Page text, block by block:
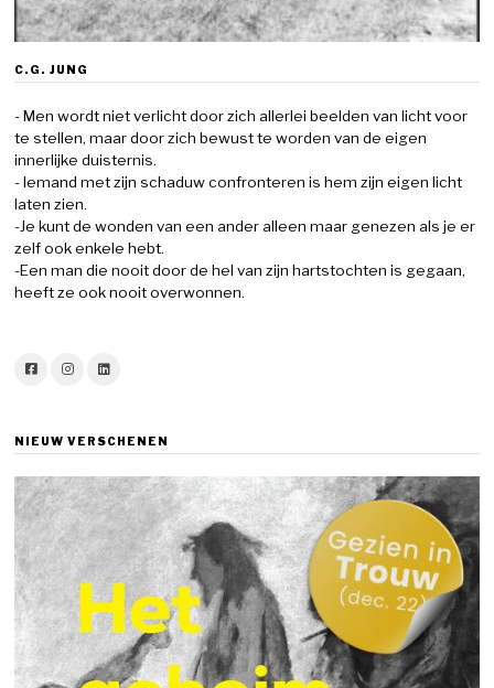
C.G. JUNG
- Men wordt niet verlicht door zich allerlei beelden van licht voor
te stellen, maar door zich bewust te worden van de eigen
innerlijke duisternis.
- Iemand met zijn schaduw confronteren is hem zijn eigen licht
laten zien.
-Je kunt de wonden van een ander alleen maar genezen als je er
zelf ook enkele hebt.
-Een man die nooit door de hel van zijn hartstochten is gegaan,
heeft ze ook nooit overwonnen.
NIEUW VERSCHENEN